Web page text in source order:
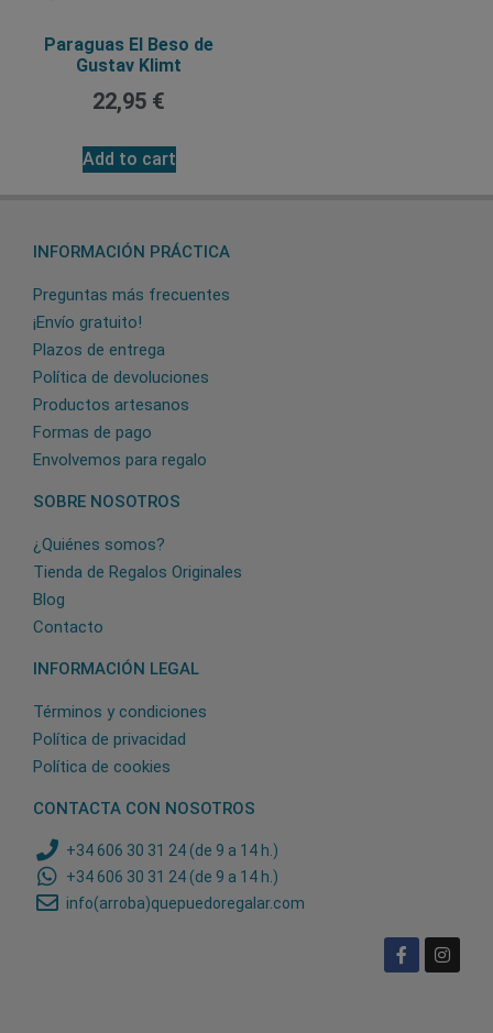
Paraguas El Beso de
Gustav Klimt
22,95 €
Add to cart
INFORMACIÓN PRÁCTICA
Preguntas más frecuentes
¡Envío gratuito!
Plazos de entrega
Política de devoluciones
Productos artesanos
Formas de pago
Envolvemos para regalo
SOBRE NOSOTROS
¿Quiénes somos?
Tienda de Regalos Originales
Blog
Contacto
INFORMACIÓN LEGAL
Términos y condiciones
Política de privacidad
Política de cookies
CONTACTA CON NOSOTROS
+34 606 30 31 24 (de 9 a 14 h.)
+34 606 30 31 24 (de 9 a 14 h.)
info(arroba)quepuedoregalar.com